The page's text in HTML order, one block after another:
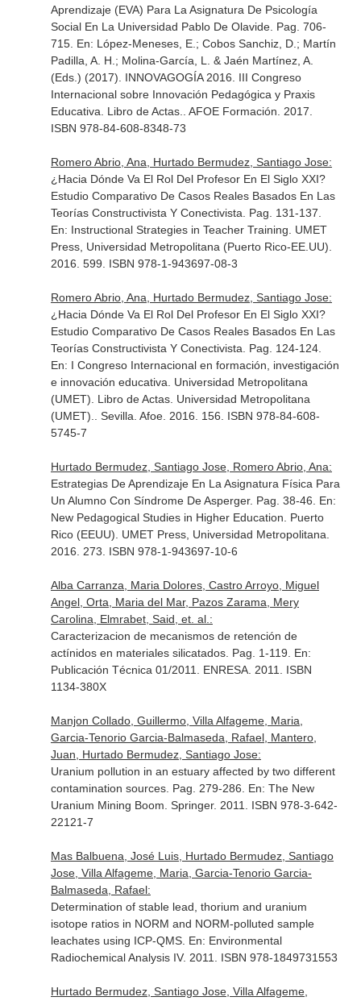
Aprendizaje (EVA) Para La Asignatura De Psicología
Social En La Universidad Pablo De Olavide. Pag. 706-
715. En: López-Meneses, E.; Cobos Sanchiz, D.; Martín
Padilla, A. H.; Molina-García, L. & Jaén Martínez, A.
(Eds.) (2017). INNOVAGOGÍA 2016. III Congreso
Internacional sobre Innovación Pedagógica y Praxis
Educativa. Libro de Actas.
. AFOE Formación. 2017.
ISBN 978-84-608-8348-73
Romero Abrio, Ana, Hurtado Bermudez, Santiago Jose:
¿Hacia Dónde Va El Rol Del Profesor En El Siglo XXI?
Estudio Comparativo De Casos Reales Basados En Las
Teorías Constructivista Y Conectivista. Pag. 131-137.
En: Instructional Strategies in Teacher Training . UMET
Press, Universidad Metropolitana (Puerto Rico-EE.UU).
2016. 599. ISBN 978-1-943697-08-3
Romero Abrio, Ana, Hurtado Bermudez, Santiago Jose:
¿Hacia Dónde Va El Rol Del Profesor En El Siglo XXI?
Estudio Comparativo De Casos Reales Basados En Las
Teorías Constructivista Y Conectivista. Pag. 124-124.
En: I Congreso Internacional en formación, investigación
e innovación educativa. Universidad Metropolitana
(UMET). Libro de Actas. Universidad Metropolitana
(UMET).
. Sevilla. Afoe. 2016. 156. ISBN 978-84-608-
5745-7
Hurtado Bermudez, Santiago Jose, Romero Abrio, Ana:
Estrategias De Aprendizaje En La Asignatura Física Para
Un Alumno Con Síndrome De Asperger. Pag. 38-46. En:
New Pedagogical Studies in Higher Education . Puerto
Rico (EEUU). UMET Press, Universidad Metropolitana.
2016. 273. ISBN 978-1-943697-10-6
Alba Carranza, Maria Dolores, Castro Arroyo, Miguel
Angel, Orta, Maria del Mar, Pazos Zarama, Mery
Carolina, Elmrabet, Said, et. al.:
Caracterizacion de mecanismos de retención de
actínidos en materiales silicatados. Pag. 1-119. En:
Publicación Técnica 01/2011
. ENRESA. 2011. ISBN
1134-380X
Manjon Collado, Guillermo, Villa Alfageme, Maria,
Garcia-Tenorio Garcia-Balmaseda, Rafael, Mantero,
Juan, Hurtado Bermudez, Santiago Jose:
Uranium pollution in an estuary affected by two different
contamination sources. Pag. 279-286. En: The New
Uranium Mining Boom . Springer. 2011. ISBN 978-3-642-
22121-7
Mas Balbuena, José Luis, Hurtado Bermudez, Santiago
Jose, Villa Alfageme, Maria, Garcia-Tenorio Garcia-
Balmaseda, Rafael:
Determination of stable lead, thorium and uranium
isotope ratios in NORM and NORM-polluted sample
leachates using ICP-QMS. En: Environmental
Radiochemical Analysis IV. 2011. ISBN 978-1849731553
Hurtado Bermudez, Santiago Jose, Villa Alfageme,